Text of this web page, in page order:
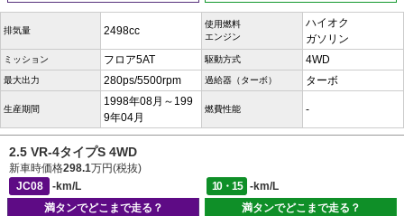
排気量 2498cc
使用燃料
エンジン
ハイオク
ガソリン
ミッション フロア5AT 駆動方式 4WD
最大出力 280ps/5500rpm 過給器（ターボ） ターボ
生産期間
1998年08月～199
9年04月
燃費性能 -
2.5 VR-4タイプS 4WD
新車時価格298.1万円(税抜)
JC08
-km/L 10・15
-km/L
満タンでどこまで走る？
満タンでどこまで走る？